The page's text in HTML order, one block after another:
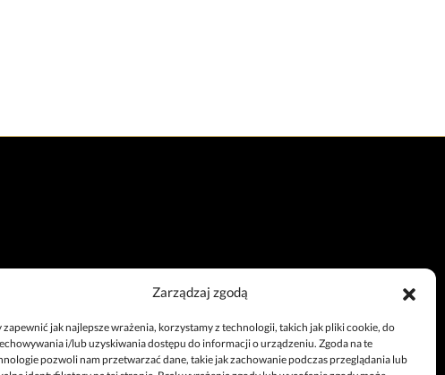
Zarządzaj zgodą
zapewnić jak najlepsze wrażenia, korzystamy z technologii, takich jak pliki cookie, do
i/lub uzyskiwania dostępu do informacji o urządzeniu. Zgoda na te
pozwoli nam przetwarzać dane, takie jak zachowanie podczas przeglądania lub
Całodobowy telefon
+48 67 212 25 99